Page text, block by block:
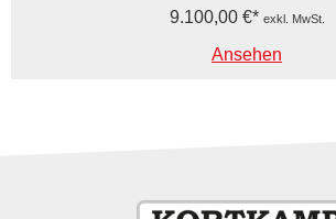
9.100,00 € exkl. MwSt.
Ansehen